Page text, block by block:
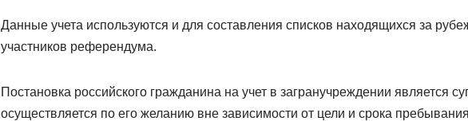
Данные учета используются и для составления списков находящихся за
участников референдума.
Постановка российского гражданина на учет в загранучреждении является
осуществляется по его желанию вне зависимости от цели и срока